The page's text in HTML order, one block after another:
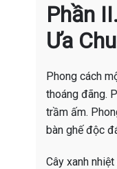
Phần
Ưa
Phong cách
thoáng đãng.
trầm ấm.
bàn ghế độc
Cây xanh